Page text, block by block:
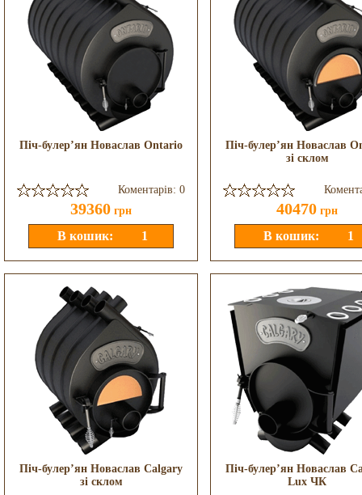
Піч-булер’ян Новаслав Ontario
Коментарів: 0
39360 грн
Піч-булер’ян Новаслав
зі склом
40470 грн
Піч-булер’ян Новаслав Calgary
зі склом
Піч-булер’ян Новаслав
Lux ЧК